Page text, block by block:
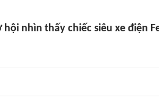
nhìn thấy chiếc siêu xe điện